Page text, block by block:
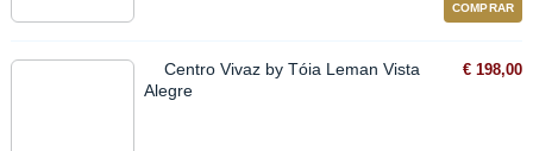
COMPRAR
Centro Vivaz by Tóia Leman Vista
Alegre
€ 198,00